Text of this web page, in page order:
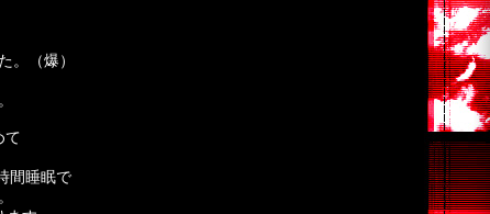
。（爆）
て
間睡眠で